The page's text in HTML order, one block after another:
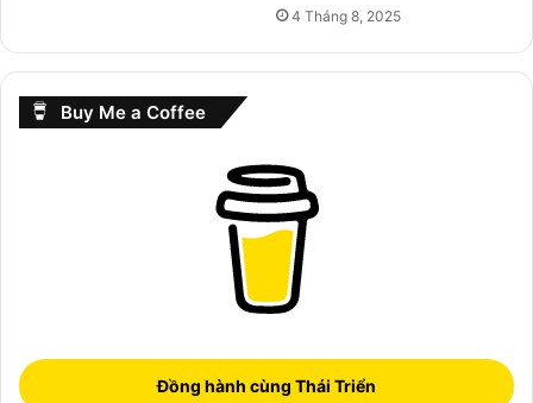
4 Tháng 8, 2025
Buy Me a Coffee
Đồng hành cùng Thái Triển